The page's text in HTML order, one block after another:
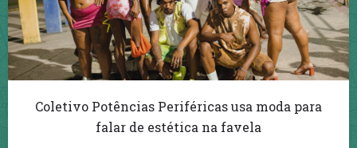
Coletivo Potências Periféricas usa moda para
falar de estética na favela